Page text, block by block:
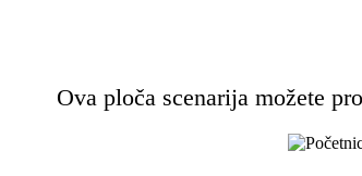
Ova ploča scenarija možete